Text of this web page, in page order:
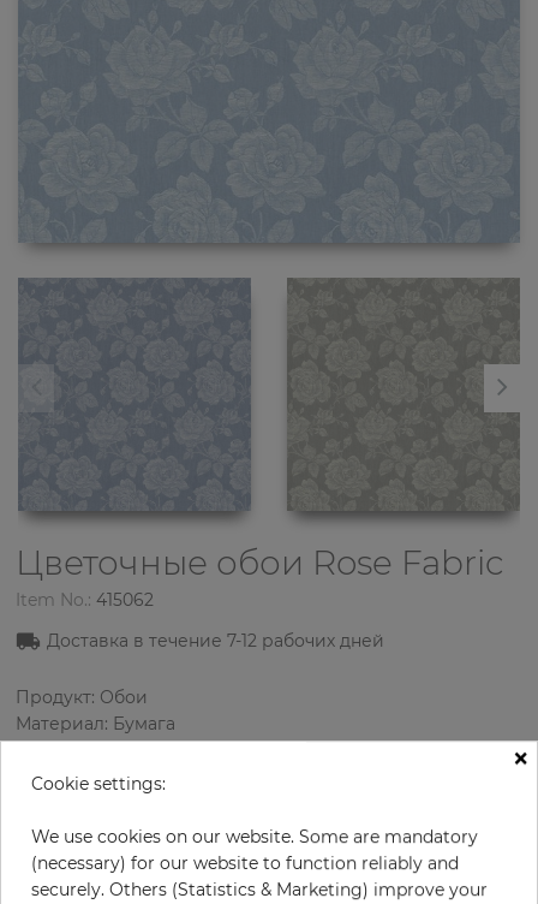
Цветочные обои Rose Fabric
Item No.: 415062
Доставка в течение7-12 рабочих дней
Продукт: Обои
Материал: Бумага
Дизайн: Орнамент
Раппорт вертикальный: 35 см
Цвет: Голубой
×
Cookie settings:
We use cookies on our website. Some are mandatory
(necessary) for our website to function reliably and
securely. Others (Statistics & Marketing) improve your